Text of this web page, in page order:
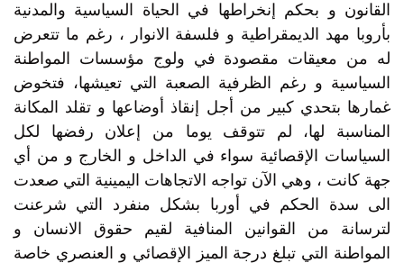
القانون و بحكم إنخراطها في الحياة السياسية والمدنية
بأروبا مهد الديمقراطية و فلسفة الانوار ، رغم ما تتعرض
له من معيقات مقصودة في ولوج مؤسسات المواطنة
السياسية و رغم الظرفية الصعبة التي تعيشها، فتخوض
غمارها بتحدي كبير من أجل إنقاذ أوضاعها و تقلد المكانة
المناسبة لها، لم تتوقف يوما من إعلان رفضها لكل
السياسات الإقصائية سواء في الداخل و الخارج و من أي
جهة كانت ، وهي الآن تواجه الاتجاهات اليمينية التي صعدت
الى سدة الحكم في أوربا بشكل منفرد التي شرعنت
لترسانة من القوانين المنافية لقيم حقوق الانسان و
المواطنة التي تبلغ درجة الميز الإقصائي و العنصري خاصة